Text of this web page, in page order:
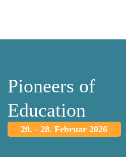
Pioneers of
Education
20. - 28. Februar 2026